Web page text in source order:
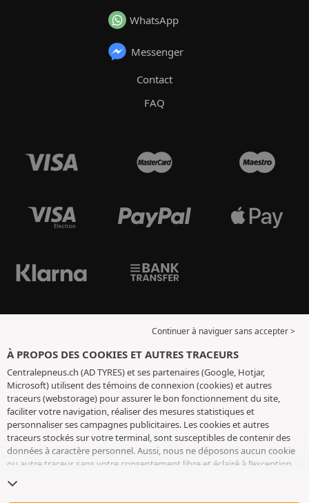
WhatsApp
Messenger
Contact
FAQ
Continuer à naviguer sans accepter >
À PROPOS DES COOKIES ET AUTRES TRACEURS
Centralepneus.ch (AD TYRES) et ses partenaires (Google, Hotjar,
Microsoft) utilisent des témoins de connexion (cookies) et autres
traceurs (webstorage) pour assurer le bon fonctionnement du site,
faciliter votre navigation, réaliser des mesures statistiques et
personnaliser ses campagnes publicitaires. Les cookies et autres
traceurs stockés sur votre terminal, sont susceptibles de contenir des
données à caractère personnel. Aussi, nous ne déposons aucun cookie
ou autre traceur sans votre consentement libre et éclairé à l’exception
conservons votre choix pendant 6 mois. Vous pouvez retirer votre